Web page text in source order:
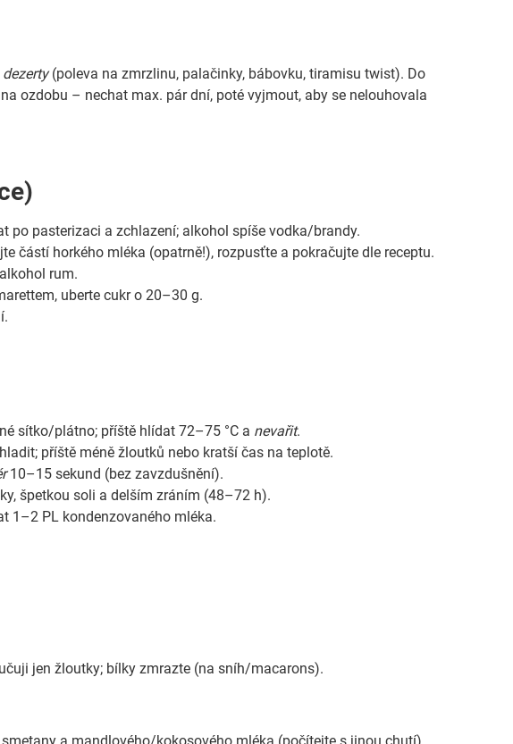
dezerty(poleva na zmrzlinu, palačinky, bábovku, tiramisu twist). Do
ozdobu – nechat max. pár dní, poté vyjmout, aby se nelouhovala
po pasterizaci a zchlazení; alkohol spíše vodka/brandy.
částí horkého mléka (opatrně!), rozpusťte a pokračujte dle receptu.
rum.
uberte cukr o 20–30 g.
sítko/plátno; příště hlídat 72–75 °C a nevařit.
příště méně žloutků nebo kratší čas na teplotě.
10–15 sekund (bez zavzdušnění).
špetkou soli a delším zráním (48–72 h).
1–2 PL kondenzovaného mléka.
jen žloutky; bílky zmrazte (na sníh/macarons).